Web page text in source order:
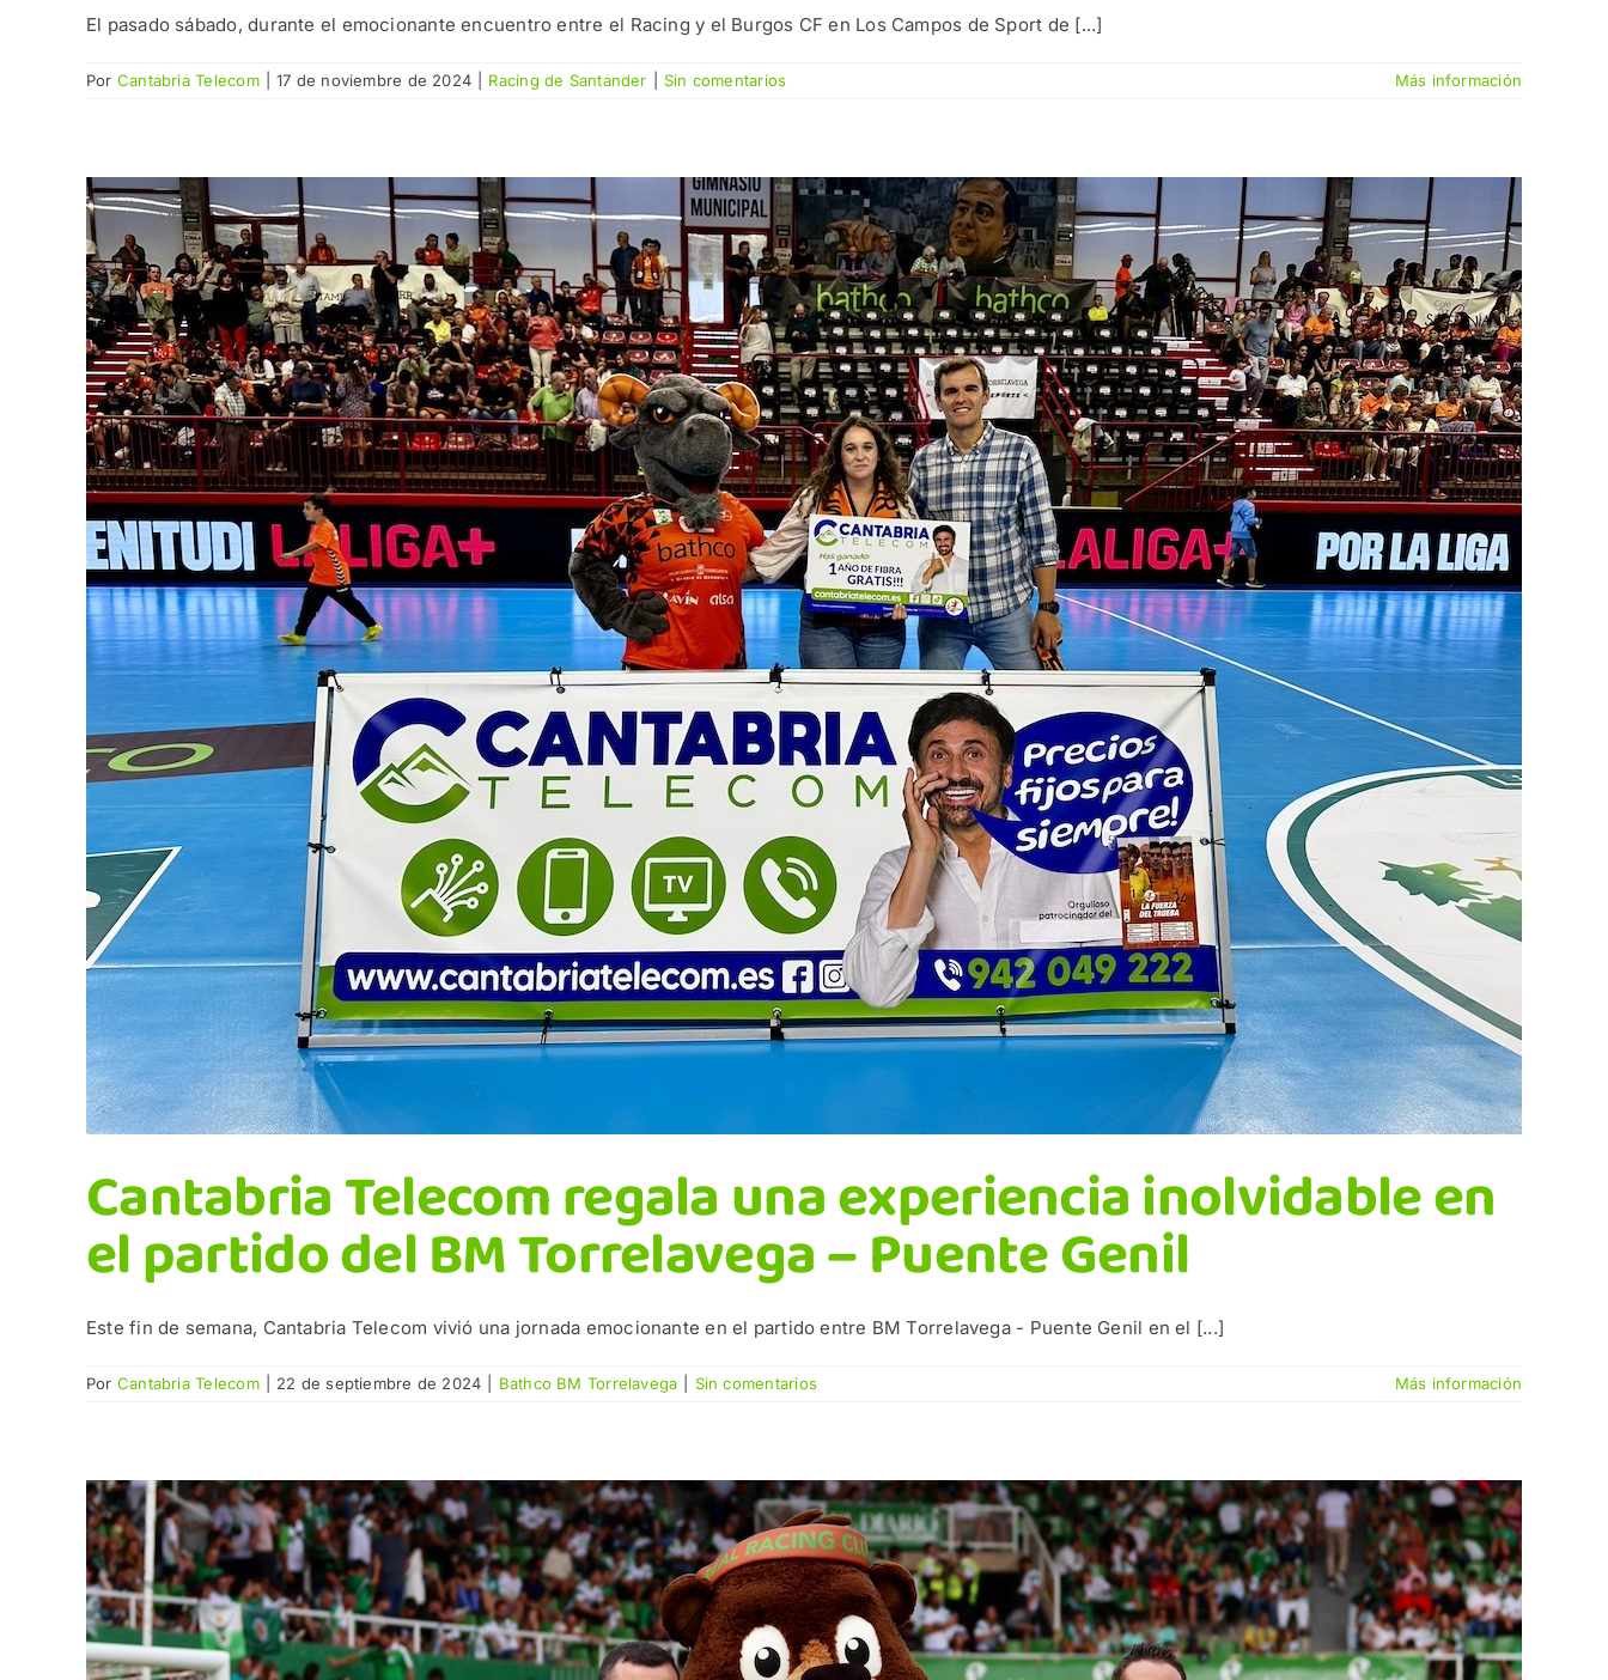
El pasado sábado, durante el emocionante encuentro entre el Racing y el Burgos CF en Los Campos de Sport de [...]
Por Cantabria Telecom 17 de noviembre de 2024 Racing de Santander Sin comentarios Más información
Cantabria Telecom regala una experiencia inolvidable en
el partido del BM Torrelavega – Puente Genil
Este fin de semana, Cantabria Telecom vivió una jornada emocionante en el partido entre BM Torrelavega - Puente Genil en el [...]
Por Cantabria Telecom 22 de septiembre de 2024 Bathco BM Torrelavega Sin comentarios Más información